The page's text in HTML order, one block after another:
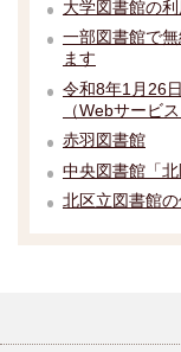
大学図書館の
一部図書館で
ます
令和8年1月26
（Webサービ
赤羽図書館
中央図書館「
北区立図書館